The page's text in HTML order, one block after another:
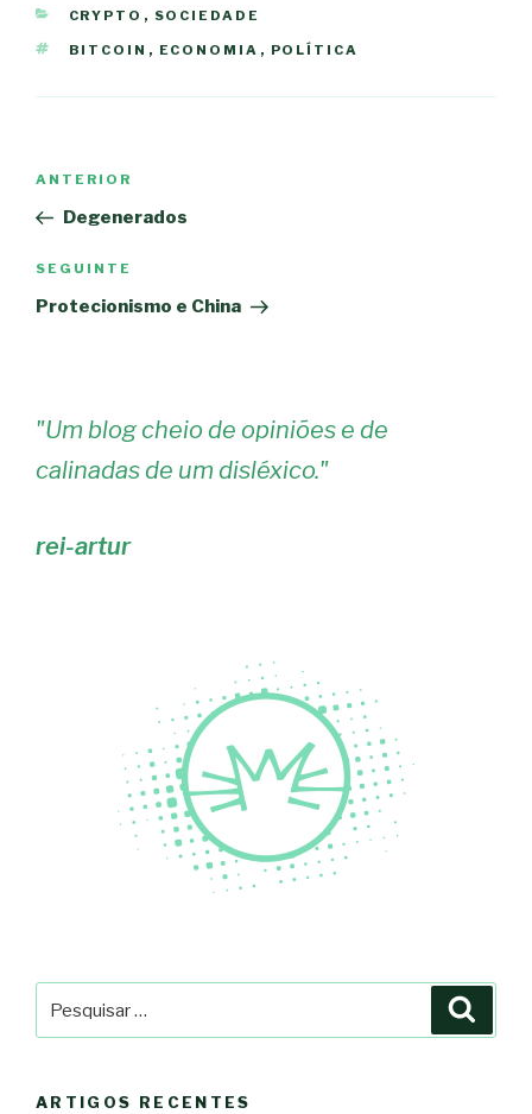
CATEGORIAS
CRYPTO , SOCIEDADE
ETIQUETAS
BITCOIN , ECONOMIA , POLÍTICA
artigos
Conteúdo
anterior
ANTERIOR
Degenerados
Conteúdo
seguinte
SEGUINTE
Protecionismo e China
"Um blog cheio de opiniões e de
calinadas de um disléxico."
rei-artur
ARTIGOS RECENTES